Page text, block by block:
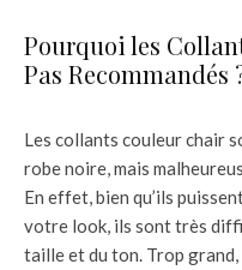
Pourquoi les
Pas Recommandés
Les collants couleur chair
robe noire, mais
En effet, bien qu’ils
votre look, ils sont très
taille et du ton. Trop